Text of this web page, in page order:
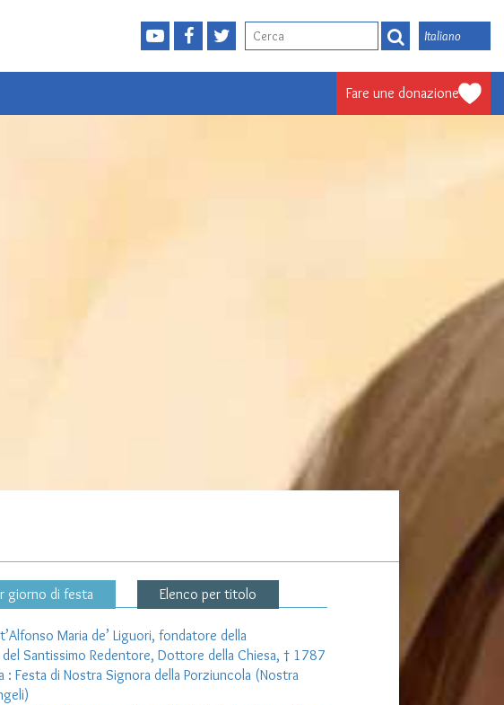
Italiano
Fare une donazione
giorno di festa Elenco per titolo
Maria de’ Liguori, fondatore della
Santissimo Redentore, Dottore della Chiesa, † 1787
Festa di Nostra Signora della Porziuncola (Nostra